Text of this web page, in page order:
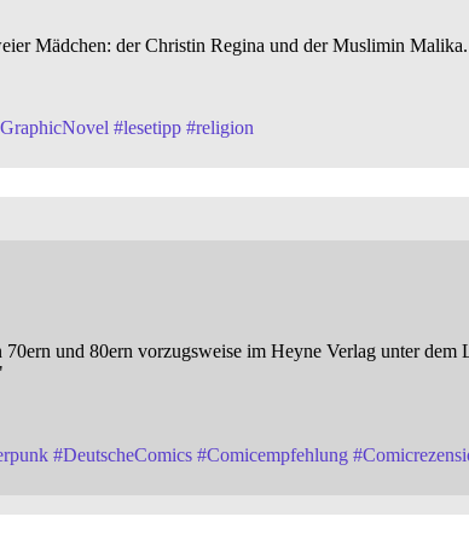
Mädchen: der Christin Regina und der Muslimin
GraphicNovel #lesetipp #religion
und 80ern vorzugsweise im Heyne Verlag unter
#DeutscheComics #Comicempfehlung #